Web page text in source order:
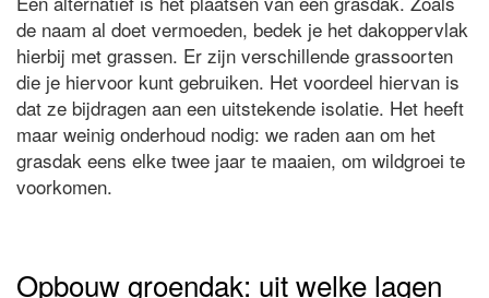
de naam al doet vermoeden, bedek je het dakoppervlak
hierbij met grassen. Er zijn verschillende grassoorten
die je hiervoor kunt gebruiken. Het voordeel hiervan is
dat ze bijdragen aan een uitstekende isolatie. Het heeft
maar weinig onderhoud nodig: we raden aan om het
grasdak eens elke twee jaar te maaien, om wildgroei te
voorkomen.
Opbouw groendak: uit welke lagen